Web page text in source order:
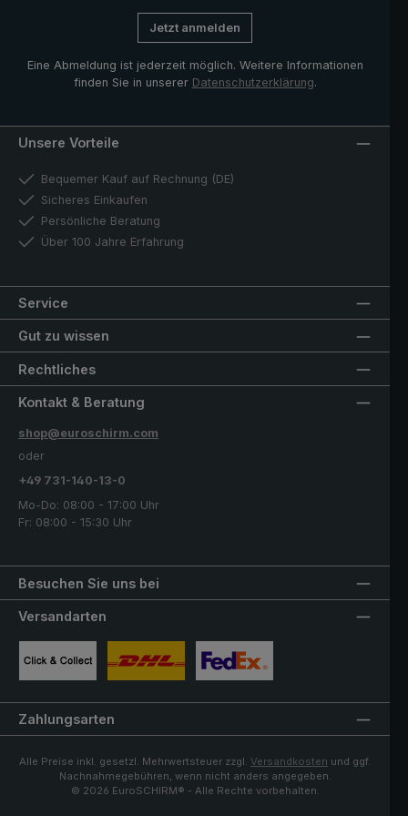
ist, dass der Trekking-Stockschirm auch als ganz
normaler Regenschirm in der City oder im Alltag
Jetzt anmelden
Eine Abmeldung ist jederzeit möglich. Weitere Informationen
finden Sie in unserer Datenschutzerklärung.
Unsere Vorteile
Bequemer Kauf auf Rechnung (DE)
Sicheres Einkaufen
Persönliche Beratung
Über 100 Jahre Erfahrung
Service
Gut zu wissen
Rechtliches
Besuchen Sie uns bei
Kontakt & Beratung
shop@euroschirm.com
oder
+49 731-140-13-0
Mo-Do: 08:00 - 17:00 Uhr
Fr: 08:00 - 15:30 Uhr
Versandarten
Zahlungsarten
Alle Preise inkl. gesetzl. Mehrwertsteuer zzgl. Versandkosten und ggf.
Nachnahmegebühren, wenn nicht anders angegeben.
© 2026 EuroSCHIRM® - Alle Rechte vorbehalten.